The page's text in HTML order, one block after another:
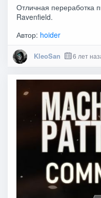
Отличная переработка
Ravenfield.
Автор: hoider
KleoSan 6 лет